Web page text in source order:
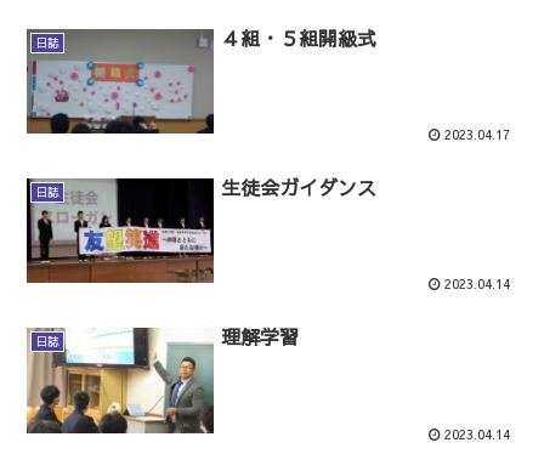
日誌 ４組・５組開級式
2023.04.17
日誌 生徒会ガイダンス
2023.04.14
日誌 理解学習
2023.04.14